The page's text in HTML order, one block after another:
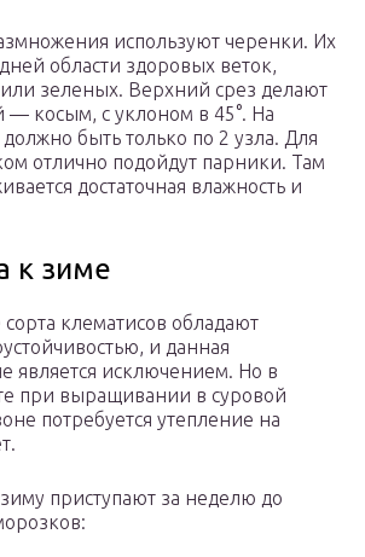
используют черенки. Их
области здоровых веток,
зеленых. Верхний срез делают
косым, с уклоном в 45°. На
быть только по 2 узла. Для
отлично подойдут парники. Там
достаточная влажность и
к зиме
клематисов обладают
и данная
является исключением. Но в
при выращивании в суровой
потребуется утепление на
приступают за неделю до